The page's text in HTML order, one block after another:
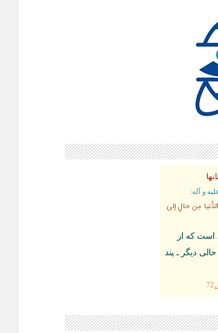
‏و‏ آله:
مِن حالٍ إلى
كه از
ديگر ـ پند